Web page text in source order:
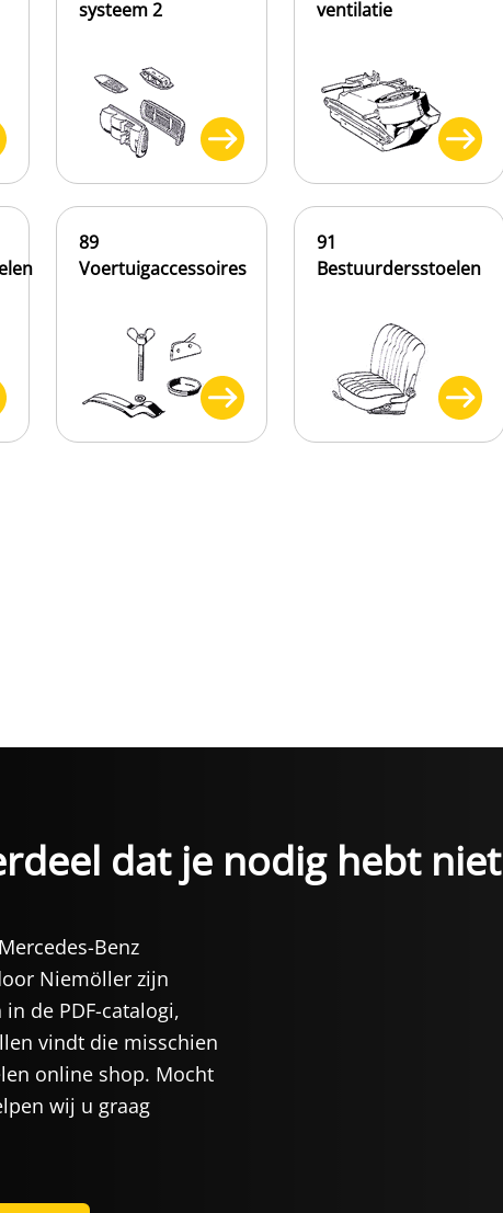
systeem 2
ventilatie
89
Voertuigaccessoires
91
Bestuurdersstoelen
dat je nodig hebt
Benz
Niemöller zijn
de PDF-catalogi,
vindt die misschien
online shop. Mocht
wij u graag